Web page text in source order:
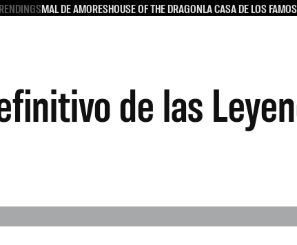
MAL DE AMORESHOUSE OF THE DRAGONLA CASA DE LOS
de las